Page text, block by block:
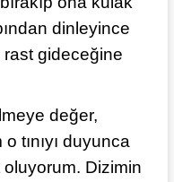
dinleyince
gideceğine
değer,
tınıyı duyunca
Dizimin